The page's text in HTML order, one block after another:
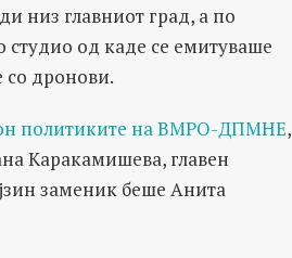
низ главниот град, а по
од каде се емитуваше
со дронови.
политиките на ВМРО-ДПМНЕ,
Каракамишева, главен
заменик беше Анита